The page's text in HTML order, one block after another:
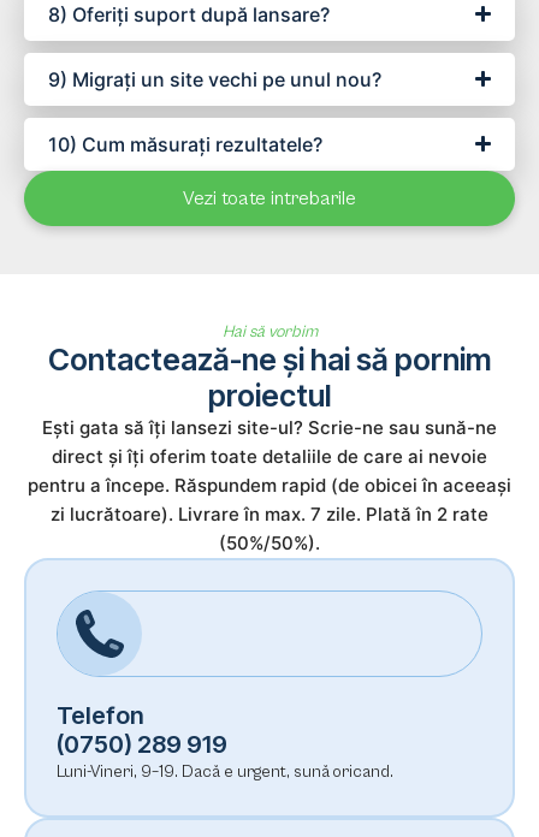
8) Oferiți suport după lansare?
9) Migrați un site vechi pe unul nou?
10) Cum măsurați rezultatele?
Vezi toate intrebarile
Hai să vorbim
Contactează-ne și hai să pornim
proiectul
Ești gata să îți lansezi site-ul? Scrie-ne sau sună-ne
direct și îți oferim toate detaliile de care ai nevoie
pentru a începe. Răspundem rapid (de obicei în aceeași
zi lucrătoare). Livrare în max. 7 zile. Plată în 2 rate
(50%/50%).
Telefon
(0750) 289 919
Luni-Vineri, 9–19. Dacă e urgent, sună oricand.